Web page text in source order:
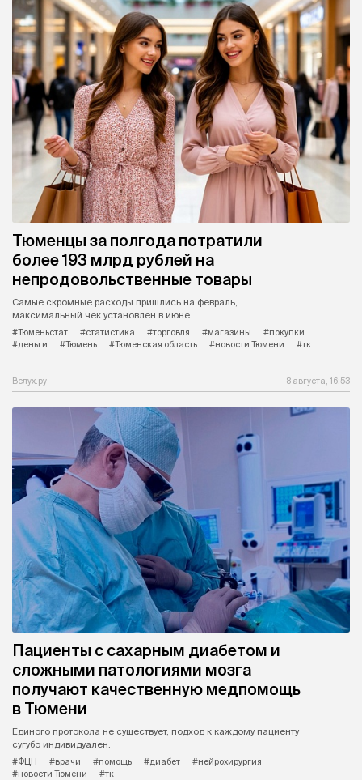
Тюменцы за полгода потратили
более 193 млрд рублей на
непродовольственные товары
Самые скромные расходы пришлись на февраль,
максимальный чек установлен в июне.
#Тюменьстат
#статистика #торговля #магазины
#покупки
#деньги
#Тюмень #Тюменская область #новости Тюмени #тк
Вслух.ру 8 августа, 16:53
Пациенты с сахарным диабетом и
сложными патологиями мозга
получают качественную медпомощь
в Тюмени
Единого протокола не существует, подход к каждому пациенту
сугубо индивидуален.
#ФЦН
#врачи #помощь #диабет
#нейрохирургия
#новости Тюмени
#тк